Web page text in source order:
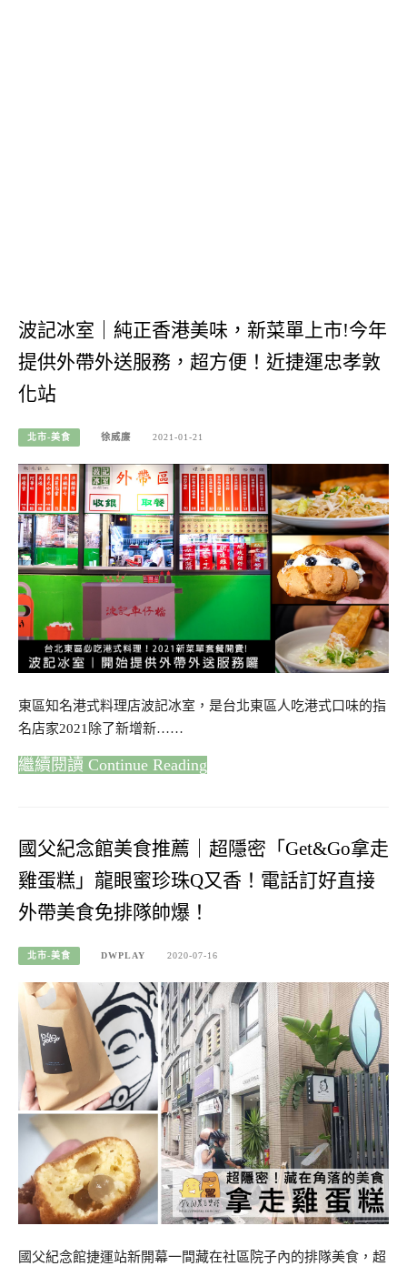
波記冰室｜純正香港美味，新菜單上市!今年
提供外帶外送服務，超方便！近捷運忠孝敦
化站
北市-美食 徐威廉 2021-01-21
東區知名港式料理店波記冰室，是台北東區人吃港式口味的指
名店家2021除了新增新……
Continue Reading
國父紀念館美食推薦｜超隱密「Get&Go拿走
雞蛋糕」龍眼蜜珍珠Q又香！電話訂好直接
外帶美食免排隊帥爆！
北市-美食 DWPLAY 2020-07-16
國父紀念館捷運站新開幕一間藏在社區院子內的排隊美食，超